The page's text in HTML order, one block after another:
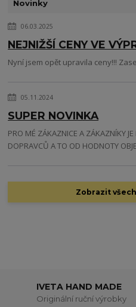
Novinky
06.03.2025
NEJNIŽŠÍ CENY VE
Nyní jsem opět upravila ceny!!!
05.11.2024
SUPER NOVINKA
PRO MÉ ZÁKAZNICE A ZÁKAZNÍKY
DOPRAVCŮ A TO OD HODNOTY
Zobrazit
IVETA HAND MADE
Originální ruční výrobky